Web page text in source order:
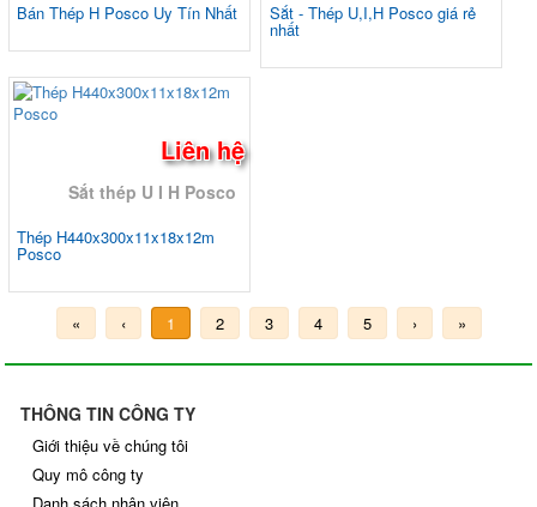
Bán Thép H Posco Uy Tín Nhất Sắt - Thép U,I,H Posco giá rẻ
nhất
Liên hệ
Sắt thép U I H Posco
Thép H440x300x11x18x12m
Posco
« ‹ 1 2 3 4 5 › »
THÔNG TIN CÔNG TY
Giới thiệu về chúng tôi
Quy mô công ty